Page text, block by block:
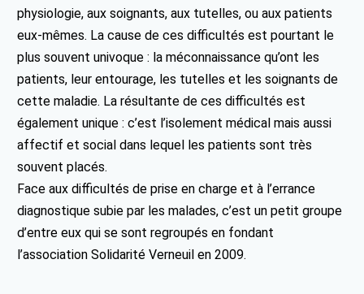
physiologie, aux soignants, aux tutelles, ou aux patients
eux-mêmes. La cause de ces difficultés est pourtant le
plus souvent univoque : la méconnaissance qu’ont les
patients, leur entourage, les tutelles et les soignants de
cette maladie. La résultante de ces difficultés est
également unique : c’est l’isolement médical mais aussi
affectif et social dans lequel les patients sont très
souvent placés.
Face aux difficultés de prise en charge et à l’errance
diagnostique subie par les malades, c’est un petit groupe
d’entre eux qui se sont regroupés en fondant
l’association Solidarité Verneuil en 2009.